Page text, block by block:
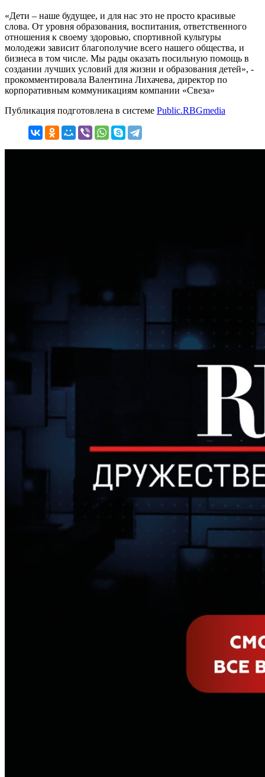
«Дети – наше будущее, и для нас это не просто красивые
слова. От уровня образования, воспитания, ответственного
отношения к своему здоровью, спортивной культуры
молодежи зависит благополучие всего нашего общества, и
бизнеса в том числе. Мы рады оказать посильную помощь в
создании лучших условий для жизни и образования детей», -
прокомментировала Валентина Лихачева, директор по
корпоративным коммуникациям компании «Свеза»
Публикация подготовлена в системе Public.RBGmedia